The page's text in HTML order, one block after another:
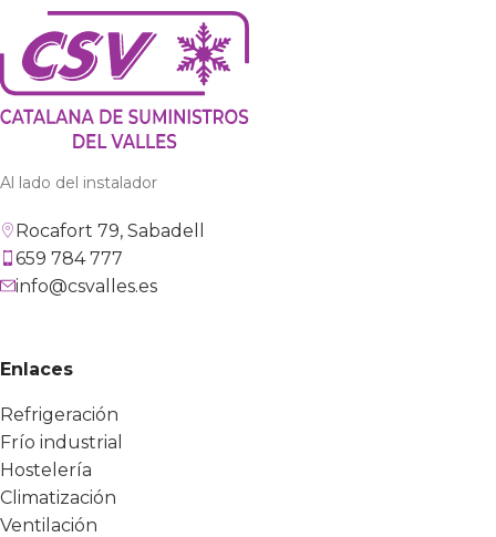
Al lado del instalador
Rocafort 79, Sabadell
659 784 777
info@csvalles.es
Enlaces
Refrigeración
Frío industrial
Hostelería
Climatización
Ventilación